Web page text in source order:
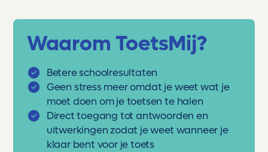
Waarom ToetsMij?
Betere schoolresultaten
Geen stress meer omdat je weet wat je
moet doen om je toetsen te halen
Direct toegang tot antwoorden en
uitwerkingen zodat je weet wanneer je
klaar bent voor je toets